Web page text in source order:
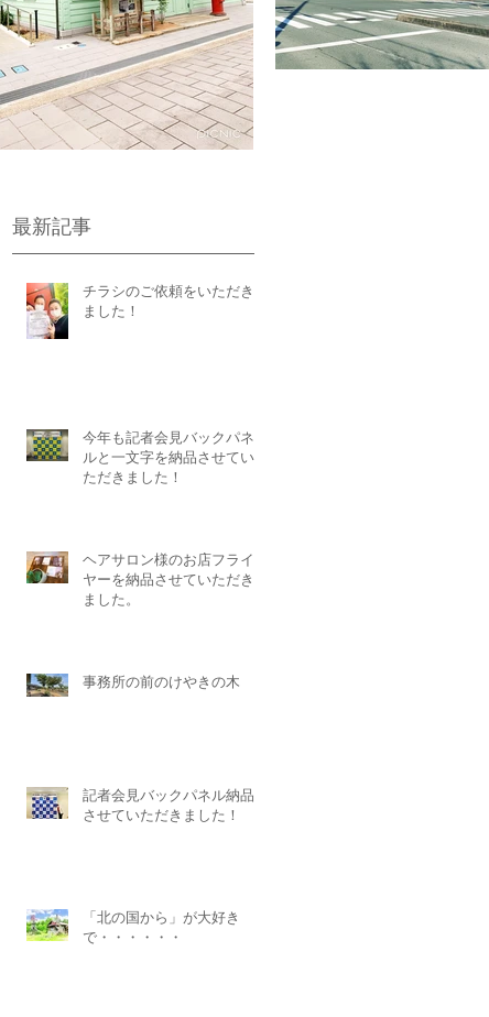
最新記事
チラシのご依頼をいただき
ました！
今年も記者会見バックパネ
ルと一文字を納品させてい
ただきました！
ヘアサロン様のお店フライ
ヤーを納品させていただき
ました。
事務所の前のけやきの木
記者会見バックパネル納品
させていただきました！
「北の国から」が大好き
で・・・・・・